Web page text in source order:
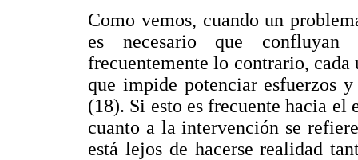
Como vemos, cuando un
es necesario que confluyan
frecuentemente lo contrario,
que impide potenciar esfuerzos
(18). Si esto es frecuente hacia el
cuanto a la intervención se
está lejos de hacerse realidad